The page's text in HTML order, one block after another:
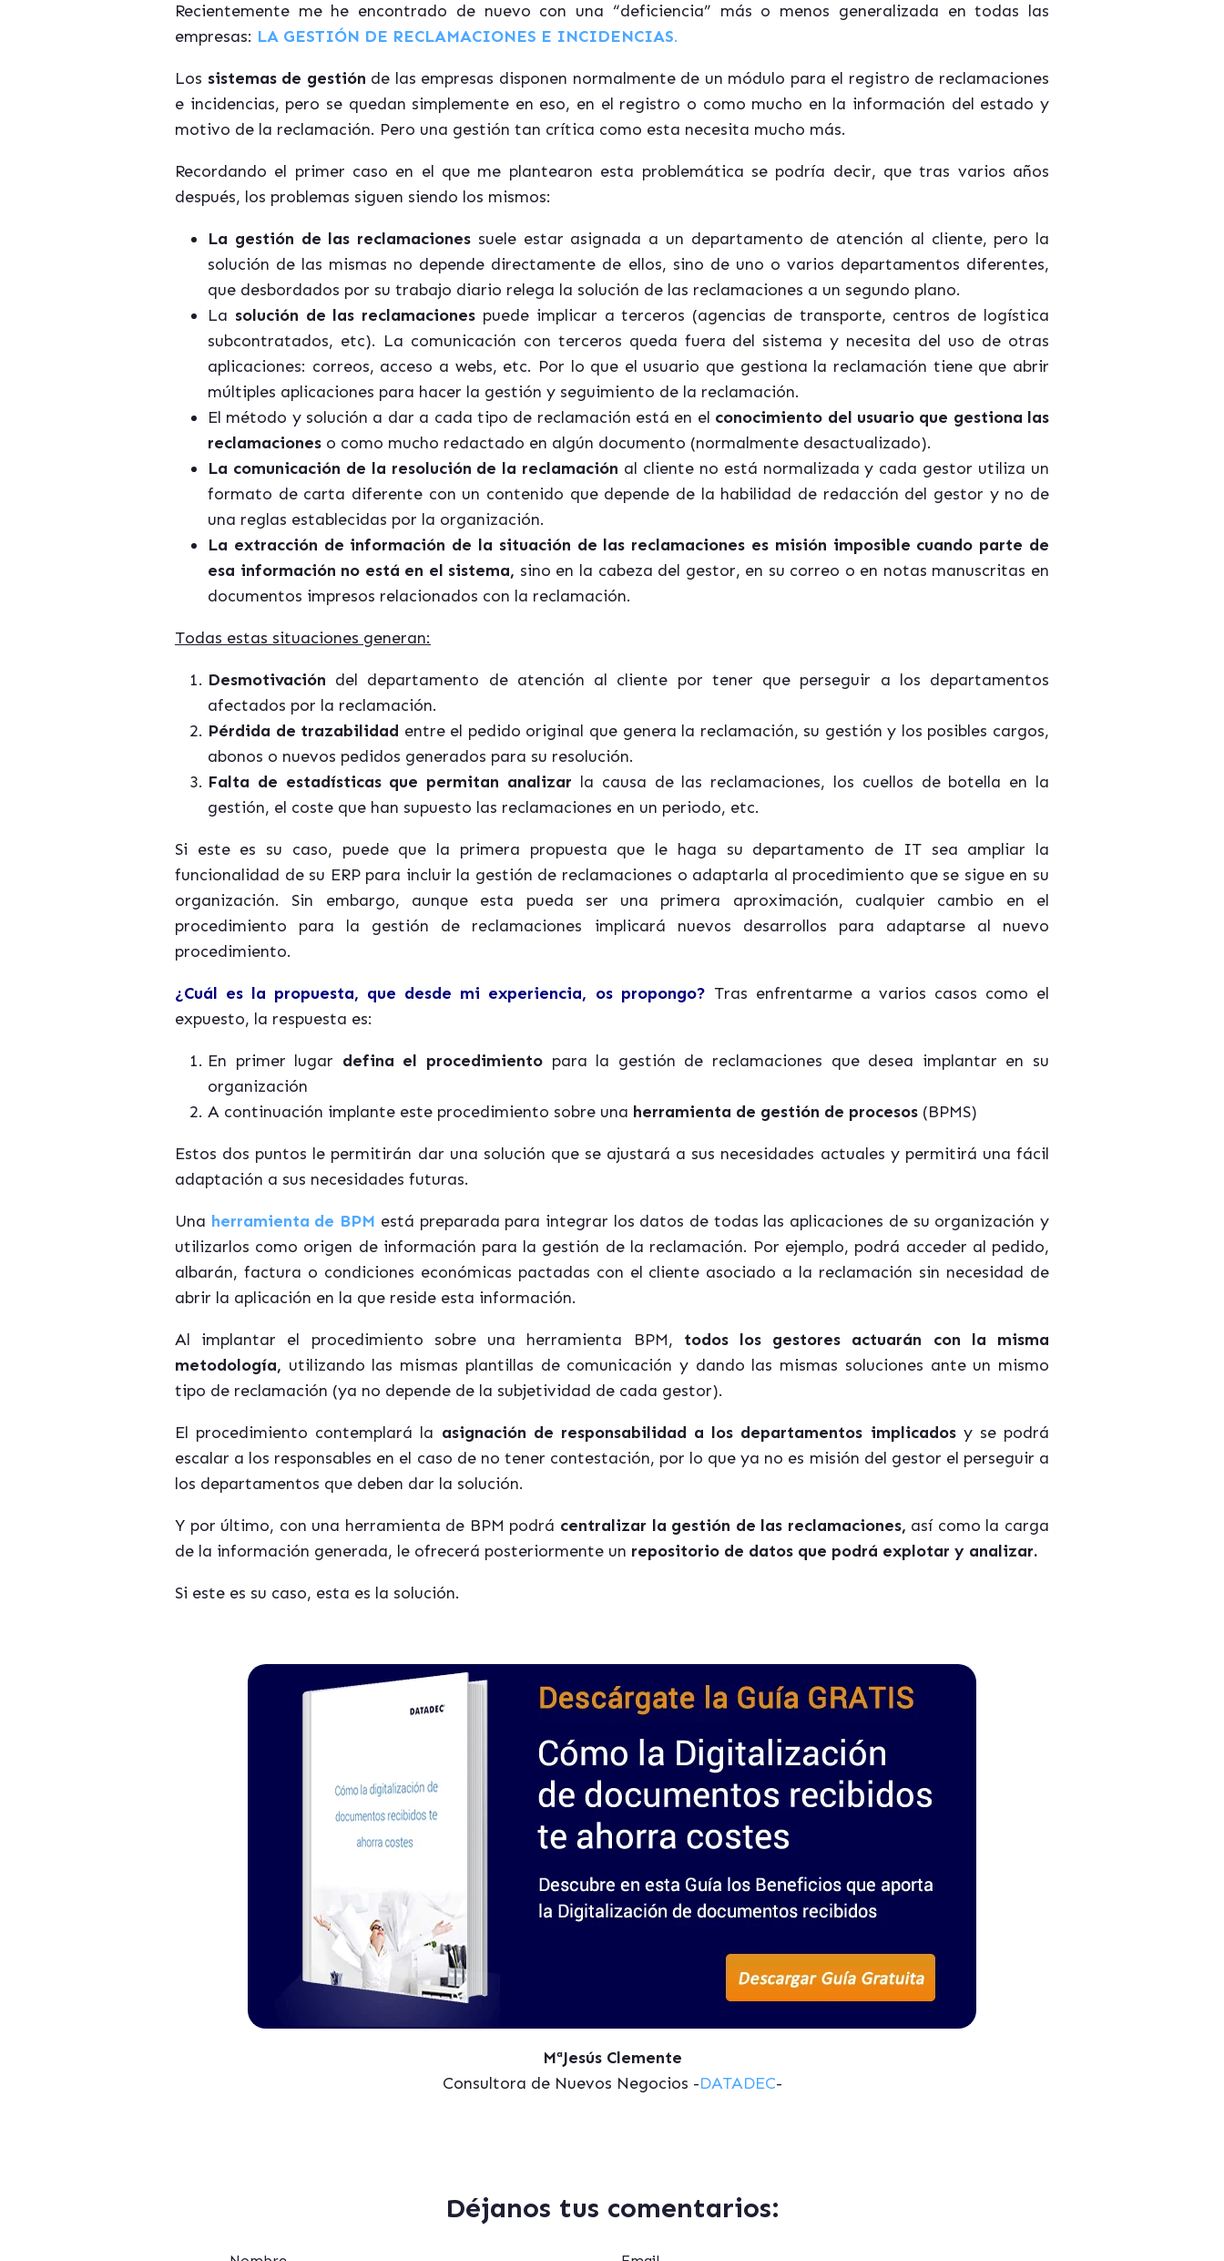
Recientemente me he encontrado de nuevo con una “deficiencia” más o menos generalizada en todas las
empresas: LA GESTIÓN DE RECLAMACIONES E INCIDENCIAS.
Los sistemas de gestión de las empresas disponen normalmente de un módulo para el registro de reclamaciones
e incidencias, pero se quedan simplemente en eso, en el registro o como mucho en la información del estado y
motivo de la reclamación. Pero una gestión tan crítica como esta necesita mucho más.
Recordando el primer caso en el que me plantearon esta problemática se podría decir, que tras varios años
después, los problemas siguen siendo los mismos:
La gestión de las reclamaciones suele estar asignada a un departamento de atención al cliente, pero la
solución de las mismas no depende directamente de ellos, sino de uno o varios departamentos diferentes,
que desbordados por su trabajo diario relega la solución de las reclamaciones a un segundo plano.
La solución de las reclamaciones puede implicar a terceros (agencias de transporte, centros de logística
subcontratados, etc). La comunicación con terceros queda fuera del sistema y necesita del uso de otras
aplicaciones: correos, acceso a webs, etc. Por lo que el usuario que gestiona la reclamación tiene que abrir
múltiples aplicaciones para hacer la gestión y seguimiento de la reclamación.
El método y solución a dar a cada tipo de reclamación está en el conocimiento del usuario que gestiona las
reclamaciones o como mucho redactado en algún documento (normalmente desactualizado).
La comunicación de la resolución de la reclamación al cliente no está normalizada y cada gestor utiliza un
formato de carta diferente con un contenido que depende de la habilidad de redacción del gestor y no de
una reglas establecidas por la organización.
La extracción de información de la situación de las reclamaciones es misión imposible cuando parte de
esa información no está en el sistema, sino en la cabeza del gestor, en su correo o en notas manuscritas en
documentos impresos relacionados con la reclamación.
Todas estas situaciones generan:
Desmotivación del departamento de atención al cliente por tener que perseguir a los departamentos
afectados por la reclamación.
Pérdida de trazabilidad entre el pedido original que genera la reclamación, su gestión y los posibles cargos,
abonos o nuevos pedidos generados para su resolución.
Falta de estadísticas que permitan analizar la causa de las reclamaciones, los cuellos de botella en la
gestión, el coste que han supuesto las reclamaciones en un periodo, etc.
Si este es su caso, puede que la primera propuesta que le haga su departamento de IT sea ampliar la
funcionalidad de su ERP para incluir la gestión de reclamaciones o adaptarla al procedimiento que se sigue en su
organización. Sin embargo, aunque esta pueda ser una primera aproximación, cualquier cambio en el
procedimiento para la gestión de reclamaciones implicará nuevos desarrollos para adaptarse al nuevo
procedimiento.
¿Cuál es la propuesta, que desde mi experiencia, os propongo? Tras enfrentarme a varios casos como el
expuesto, la respuesta es:
En primer lugar defina el procedimiento para la gestión de reclamaciones que desea implantar en su
organización
A continuación implante este procedimiento sobre una herramienta de gestión de procesos (BPMS)
Estos dos puntos le permitirán dar una solución que se ajustará a sus necesidades actuales y permitirá una fácil
adaptación a sus necesidades futuras.
Una herramienta de BPM está preparada para integrar los datos de todas las aplicaciones de su organización y
utilizarlos como origen de información para la gestión de la reclamación. Por ejemplo, podrá acceder al pedido,
albarán, factura o condiciones económicas pactadas con el cliente asociado a la reclamación sin necesidad de
abrir la aplicación en la que reside esta información.
Al implantar el procedimiento sobre una herramienta BPM, todos los gestores actuarán con la misma
metodología, utilizando las mismas plantillas de comunicación y dando las mismas soluciones ante un mismo
tipo de reclamación (ya no depende de la subjetividad de cada gestor).
El procedimiento contemplará la asignación de responsabilidad a los departamentos implicadosy se podrá
escalar a los responsables en el caso de no tener contestación, por lo que ya no es misión del gestor el perseguir a
los departamentos que deben dar la solución.
Y por último, con una herramienta de BPM podrá centralizar la gestión de las reclamaciones, así como la carga
de la información generada, le ofrecerá posteriormente un repositorio de datos que podrá explotar y analizar.
Si este es su caso, esta es la solución.
MªJesús Clemente
Consultora de Nuevos Negocios -DATADEC-
Déjanos tus comentarios: